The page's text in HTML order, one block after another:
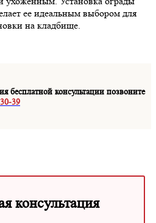
ее идеальным выбором для
на кладбище.
бесплатной консультации позвоните
39
консультация